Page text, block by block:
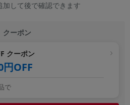
加して後で確認できます
クーポン
クーポン
OFF
で